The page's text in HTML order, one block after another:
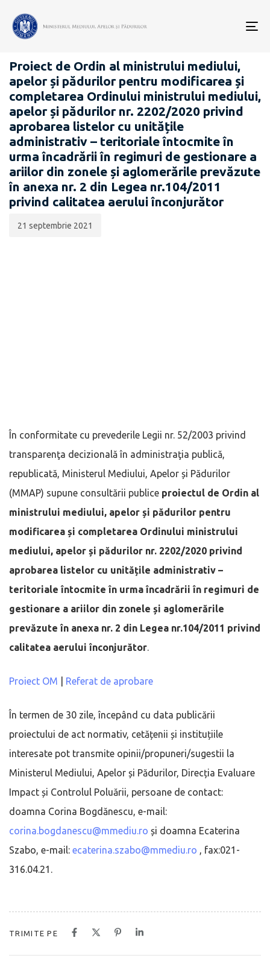
PROIECTE ACTE NORMATIVE
Proiect de Ordin al ministrului mediului,
apelor și pădurilor pentru modificarea și
completarea Ordinului ministrului mediului,
apelor și pădurilor nr. 2202/2020 privind
aprobarea listelor cu unitățile
administrativ – teritoriale întocmite în
urma încadrării în regimuri de gestionare a
ariilor din zonele și aglomerările prevăzute
în anexa nr. 2 din Legea nr.104/2011
privind calitatea aerului înconjurător
publicării:
21 septembrie 2021
În conformitate cu prevederile Legii nr. 52/2003 privind
transparenţa decizională în administraţia publică,
republicată, Ministerul Mediului, Apelor și Pădurilor
(MMAP) supune consultării publice proiectul de Ordin al
ministrului mediului, apelor și pădurilor pentru
modificarea și completarea Ordinului ministrului
mediului, apelor și pădurilor nr. 2202/2020 privind
aprobarea listelor cu unitățile administrativ –
teritoriale întocmite în urma încadrării în regimuri de
gestionare a ariilor din zonele și aglomerările
prevăzute în anexa nr. 2 din Legea nr.104/2011 privind
calitatea aerului înconjurător.
Proiect OM Referat de aprobare
În termen de 30 zile, începând cu data publicării
proiectului de act normativ, cetățenii și instituțiile
interesate pot transmite opinii/propuneri/sugestii la
Ministerul Mediului, Apelor și Pădurilor, Direcția Evaluare
Impact și Controlul Poluării, persoane de contact:
doamna Corina Bogdănescu, e-mail:
corina.bogdanescu@mmediu.ro și doamna Ecaterina
Szabo, e-mail: ecaterina.szabo@mmediu.ro , fax:021-
316.04.21.
TRIMITE PE